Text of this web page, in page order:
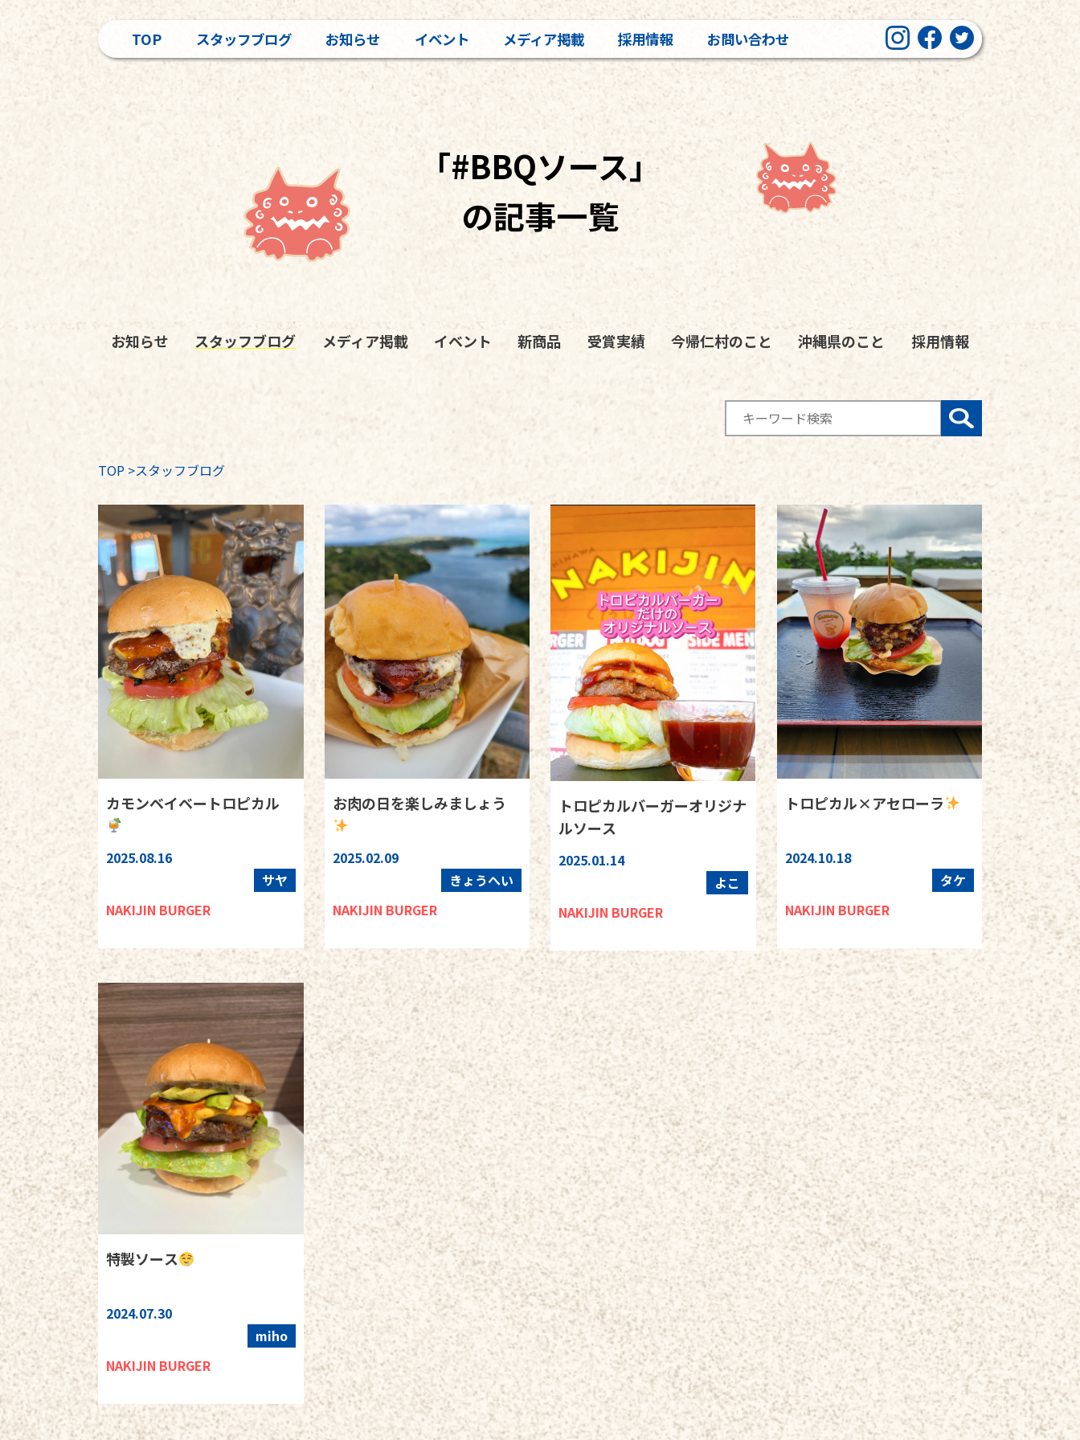
TOP スタッフブログ お知らせ イベント メディア掲載 採用情報 お問い合わせ
「#BBQソース」
の記事一覧
お知らせ スタッフブログ メディア掲載 イベント 新商品 受賞実績 今帰仁村のこと 沖縄県のこと 採用情報
TOP >スタッフブログ
カモンベイベートロピカル
2025.08.16
サヤ
NAKIJIN BURGER
お肉の日を楽しみましょう
2025.02.09
きょうへい
NAKIJIN BURGER
トロピカルバーガーオリジナ
ルソース
2025.01.14
よこ
NAKIJIN BURGER
トロピカル×アセローラ
2024.10.18
タケ
NAKIJIN BURGER
特製ソース
2024.07.30
miho
NAKIJIN BURGER